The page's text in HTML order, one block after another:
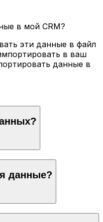
в мой CRM?
эти данные в файл
в ваш
данные в
данные?